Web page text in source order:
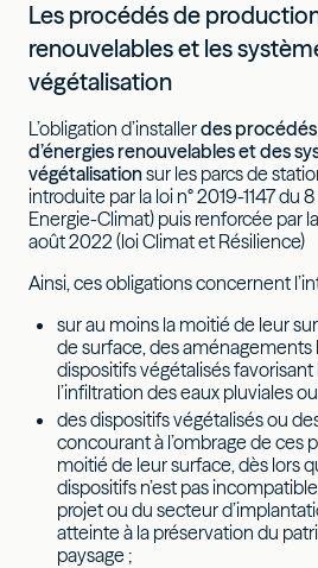
Les procédés de
renouvelables et les
végétalisation
L’obligation d’installerdes
d’énergies renouvelables et des
végétalisationsur les parcs de
introduite par la loi n° 2019-1147 du
Energie-Climat) puis renforcée par
août 2022 (loi Climat et Résilience)
Ainsi, ces obligations concernent
sur au moins la moitié de leur
de surface, des
dispositifs végétalisés
l’infiltration des eaux pluviales
des dispositifs végétalisés ou
concourant à l’ombrage de ces
moitié de leur surface, dès lors
dispositifs n’est pas
projet ou du secteur
atteinte à la préservation du
paysage ;